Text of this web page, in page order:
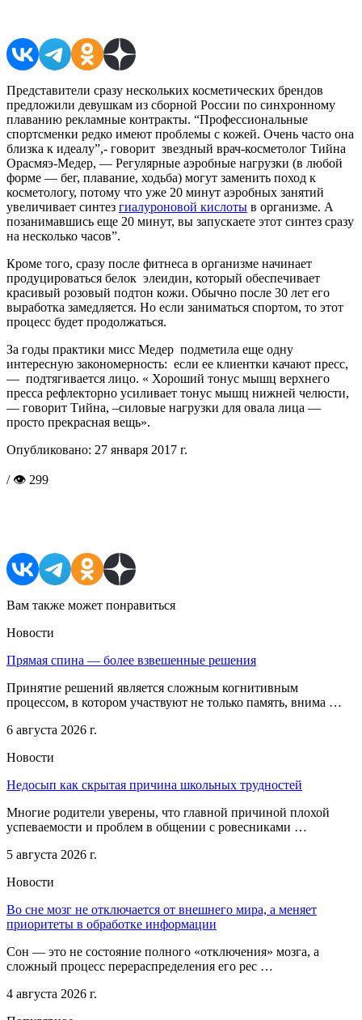
Представители сразу нескольких косметических брендов
предложили девушкам из сборной России по синхронному
плаванию рекламные контракты. “Профессиональные
спортсменки редко имеют проблемы с кожей. Очень часто она
близка к идеалу”,- говорит звездный врач-косметолог Тийна
Орасмяэ-Медер, — Регулярные аэробные нагрузки (в любой
форме — бег, плавание, ходьба) могут заменить поход к
косметологу, потому что уже 20 минут аэробных занятий
увеличивает синтез гиалуроновой кислоты в организме. А
позанимавшись еще 20 минут, вы запускаете этот синтез сразу
на несколько часов”.
Кроме того, сразу после фитнеса в организме начинает
продуцироваться белок элеидин, который обеспечивает
красивый розовый подтон кожи. Обычно после 30 лет его
выработка замедляется. Но если заниматься спортом, то этот
процесс будет продолжаться.
За годы практики мисс Медер подметила еще одну
интересную закономерность: если ее клиентки качают пресс,
— подтягивается лицо. « Хороший тонус мышц верхнего
пресса рефлекторно усиливает тонус мышц нижней челюсти,
— говорит Тийна, –силовые нагрузки для овала лица —
просто прекрасная вещь».
Опубликовано: 27 января 2017 г.
/ 👁 299
Вам также может понравиться
Новости
Прямая спина — более взвешенные решения
Принятие решений является сложным когнитивным
процессом, в котором участвуют не только память, внима …
6 августа 2026 г.
Новости
Недосып как скрытая причина школьных трудностей
Многие родители уверены, что главной причиной плохой
успеваемости и проблем в общении с ровесниками …
5 августа 2026 г.
Новости
Во сне мозг не отключается от внешнего мира, а меняет
приоритеты в обработке информации
Сон — это не состояние полного «отключения» мозга, а
сложный процесс перераспределения его рес …
4 августа 2026 г.